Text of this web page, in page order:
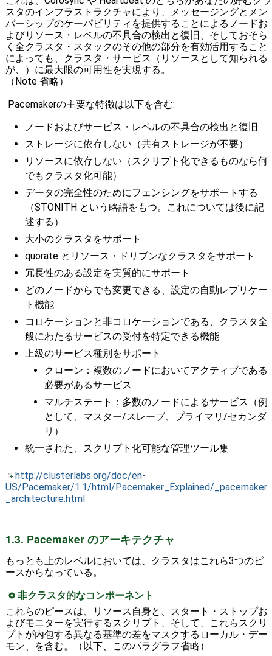
スタのインフラストラクチャにより、メッセージングとメン
バーシップのケーパビリティを提供することによるノードお
よびリソース・レベルの不具合の検出と復旧、そしておそら
く全クラスタ・スタックのその他の部分を有効活用すること
によっても、クラスタ・サービス（リソースとして知られる
が、）に最大限の可用性を実現する。
（Note 省略）
Pacemakerの主要な特徴は以下を含む:
ノードおよびサービス・レベルの不具合の検出と復旧
ストレージに依存しない（共有ストレージが不要）
リソースに依存しない（スクリプト化できるものなら何
でもクラスタ化可能）
データの完全性のためにフェンシングをサポートする
（STONITH という略語をもつ。これについては後に記
述する）
大小のクラスタをサポート
quorate とリソース・ドリブンなクラスタをサポート
冗長性のある設定を実質的にサポート
どのノードからでも変更できる、設定の自動レプリケー
ト機能
コロケーションと非コロケーションである、クラスタ全
般にわたるサービスの受付を特定できる機能
上級のサービス種別をサポート
クローン：複数のノードにおいてアクティブである
必要があるサービス
マルチステート：多数のノードによるサービス（例
として、マスター/スレーブ、プライマリ/セカンダ
リ）
統一された、スクリプト化可能な管理ツール集
http://clusterlabs.org/doc/en-
US/Pacemaker/1.1/html/Pacemaker_Explained/_pacemaker
_architecture.html
1.3. Pacemaker のアーキテクチャ
もっとも上のレベルにおいては、クラスタはこれら3つのピ
ースからなっている。
非クラスタ的なコンポーネント
これらのピースは、リソース自身と、スタート・ストップお
よびモニターを実行するスクリプト、そして、これらスクリ
プトが内包する異なる基準の差をマスクするローカル・デー
モン、を含む。（以下、このパラグラフ省略）